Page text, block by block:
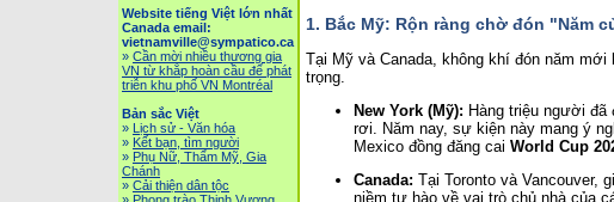
Website tiếng Việt lớn nhất
Canada email:
vietnamville@sympatico.ca
» Cần mời nhiều thương gia
VN từ khắp hoàn cầu để phát
triễn khu phố VN Montréal
Bản sắc Việt
» Lịch sử - Văn hóa
» Kết bạn, tìm người
» Phụ Nữ, Thẩm Mỹ, Gia
Chánh
» Cải thiện dân tộc
1. Bắc Mỹ: Rộn ràng chờ đón "Năm
Tại Mỹ và Canada, không khí đón năm
trọng.
New York (Mỹ): Hàng triệu người đã
rơi. Năm nay, sự kiện này mang ý
Mexico đồng đăng cai World Cup
Canada: Tại Toronto và Vancouver,
niềm tự hào về vai trò chủ nhà của